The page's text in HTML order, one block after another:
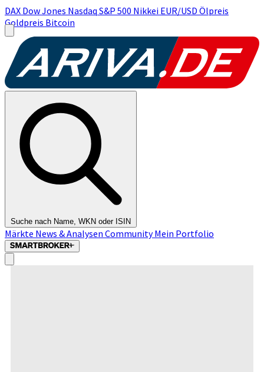
DAX Dow Jones Nasdaq S&P 500 Nikkei EUR/USD Ölpreis
Goldpreis Bitcoin
Suche nach Name, WKN oder ISIN
Märkte News & Analysen CommunityMein Portfolio